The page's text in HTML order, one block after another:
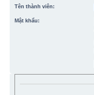
Tên thành viên:
Mật khẩu: